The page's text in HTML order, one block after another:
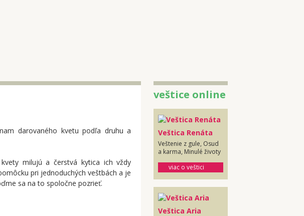
milujú a čerstvá kytica ich vždy
pri jednoduchých veštbách a je
sa na to spoločne pozrieť.
veštice online
Veštica Renáta
Veštenie z gule, Osud
a karma, Minulé životy
viac o veštici
Veštica Aria